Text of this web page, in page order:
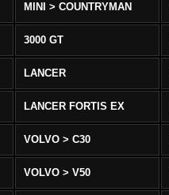
MINI > COUNTRYMAN
3000 GT
LANCER
LANCER FORTIS EX
VOLVO > C30
VOLVO > V50